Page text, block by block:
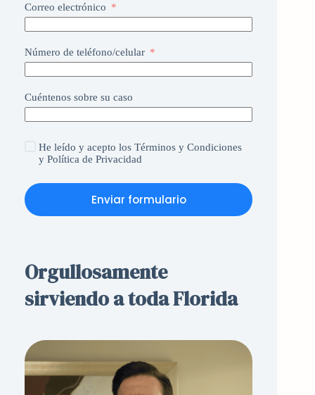
Correo electrónico
Número de teléfono/celular
Cuéntenos sobre su caso
He leído y acepto los Términos y Condiciones
y Política de Privacidad
Enviar formulario
Orgullosamente
sirviendo a toda Florida